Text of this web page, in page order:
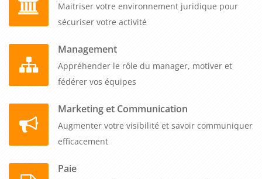
Maitriser votre environnement juridique pour
sécuriser votre activité
Management
Appréhender le rôle du manager, motiver et
fédérer vos équipes
Marketing et Communication
Augmenter votre visibilité et savoir communiquer
efficacement
Paie